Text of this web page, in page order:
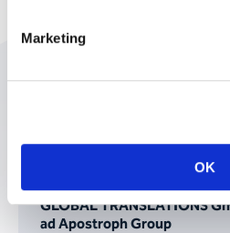
Marketing
OK
Potrebbero
questi temi:
GLOBAL TRANSLATIONS
ad Apostroph Group